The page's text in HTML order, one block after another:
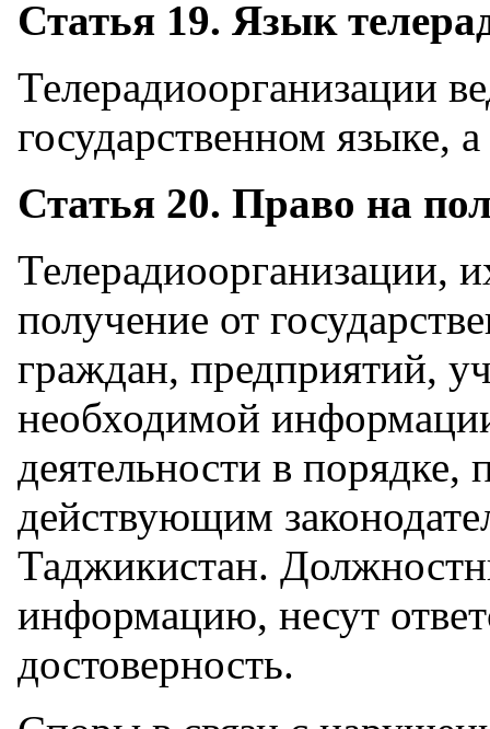
Статья 19. Язык
Телерадиоорганизации
государственном языке,
Статья 20. Право на
Телерадиоорганизации,
получение от
граждан, предприятий,
необходимой
деятельности в порядке,
действующим
Таджикистан.
информацию, несут
достоверность.